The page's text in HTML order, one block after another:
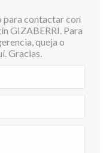
para contactar con
GIZABERRI. Para
queja o
Gracias.